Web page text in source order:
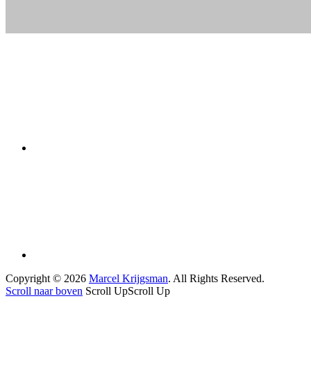
Copyright © 2026 Marcel Krijgsman. All Rights Reserved.
Scroll naar boven Scroll UpScroll Up